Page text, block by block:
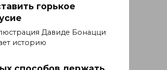
горькое
Давиде Бонацци
историю